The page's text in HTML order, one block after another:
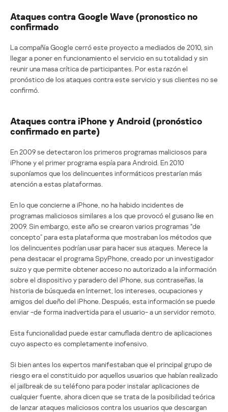
Ataques contra Google Wave (pronostico no
confirmado
La compañía Google cerró este proyecto a mediados de 2010, sin
llegar a poner en funcionamiento el servicio en su totalidad y sin
reunir una masa crítica de participantes. Por esta razón el
pronóstico de los ataques contra este servicio y sus clientes no se
confirmó.
Ataques contra iPhone y Android (pronóstico
confirmado en parte)
En 2009 se detectaron los primeros programas maliciosos para
iPhone y el primer programa espía para Android. En 2010
suponíamos que los delincuentes informáticos prestarían más
atención a estas plataformas.
En lo que concierne a iPhone, no ha habido incidentes de
programas maliciosos similares a los que provocó el gusano Ike en
2009. Sin embargo, este año se crearon varios programas “de
concepto” para esta plataforma que mostraban los métodos que
los delincuentes podrían usar para hacer sus ataques. Merece la
pena destacar el programa SpyPhone, creado por un investigador
suizo y que permite obtener acceso no autorizado a la información
sobre el dispositivo y paradero del iPhone, sus contraseñas, la
historia de búsqueda en Internet, los intereses, ocupaciones y
amigos del dueño del iPhone. Después, esta información se puede
enviar -de forma inadvertida para el usuario- a un servidor remoto.
Esta funcionalidad puede estar camuflada dentro de aplicaciones
cuyo aspecto es completamente inofensivo.
Si bien antes los expertos manifestaban que el principal grupo de
riesgo era el constituido por aquellos usuarios que habían realizado
el jailbreak de su teléfono para poder instalar aplicaciones de
cualquier fuente, ahora dicen que se trata de la posibilidad teórica
de lanzar ataques maliciosos contra los usuarios que descargan